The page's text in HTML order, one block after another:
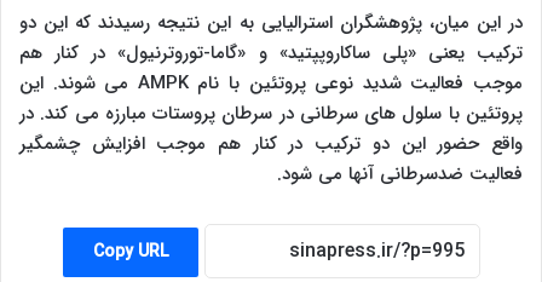
در این میان، پژوهشگران استرالیایی به این نتیجه رسیدند که این دو
ترکیب یعنی «پلی ساکاروپپتید» و «گاما-توروترنیول» در کنار هم
موجب فعالیت شدید نوعی پروتئین با نامAMPK می شوند. این
پروتئین با سلول های سرطانی در سرطان پروستات مبارزه می کند. در
واقع حضور این دو ترکیب در کنار هم موجب افزایش چشمگیر
فعالیت ضدسرطانی آنها می شود.
Copy URL